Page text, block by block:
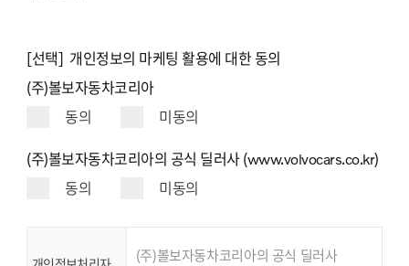
[선택] 개인정보의 마케팅 활용에 대한 동의
(주)볼보자동차코리아
동의
미동의
(주)볼보자동차코리아의 공식 딜러사 (www.volvocars.co.kr)
동의
미동의
(주)볼보자동차코리아의 공식 딜러사